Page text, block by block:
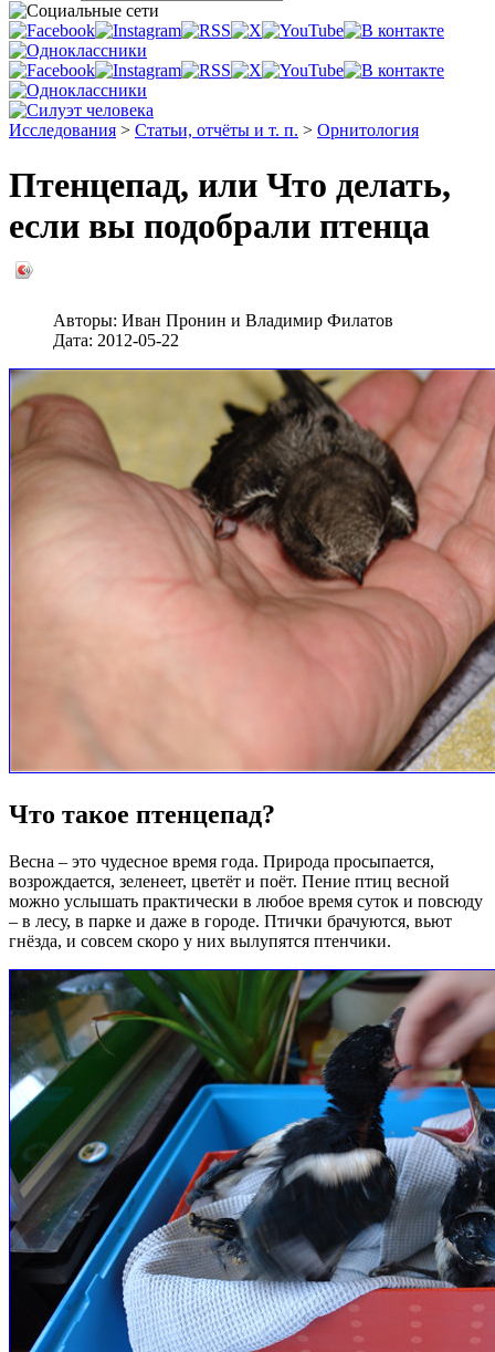
Исследования > Статьи, отчёты и т. п. > Орнитология
Птенцепад, или Что делать,
если вы подобрали птенца
Авторы: Иван Пронин и Владимир Филатов
Дата: 2012-05-22
Что такое птенцепад?
Весна – это чудесное время года. Природа просыпается,
возрождается, зеленеет, цветёт и поёт. Пение птиц весной
можно услышать практически в любое время суток и повсюду
– в лесу, в парке и даже в городе. Птички брачуются, вьют
гнёзда, и совсем скоро у них вылупятся птенчики.